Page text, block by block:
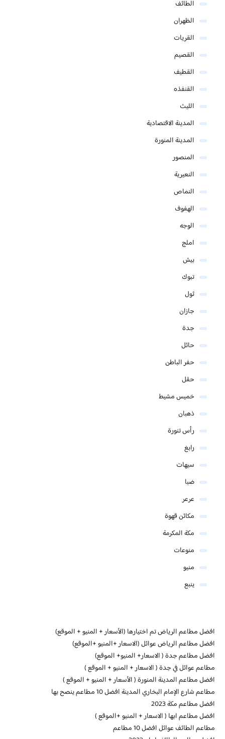
الطائف
الظهران
القريات
القصيم
القطيف
القنفذه
الليث
المدينة الاقتصادية
المدينة المنورة
المنصور
النعيرية
النماص
الهفوف
الوجه
املج
بيش
تبوك
ثول
جازان
جدة
حائل
حفر الباطن
حقل
خميس مشيط
ذهبان
رأس تنورة
رابغ
سيهات
ضبا
عرعر
مكائن قهوة
مكة المكرمة
منوعات
منيو
ينبع
افضل مطاعم الرياض تم اختيارها (الأسعار + المنيو + الموقع)
افضل مطاعم الرياض عوائل (الاسعار +المنيو +الموقع)
افضل مطاعم جدة ( الاسعار+ المنيو+ الموقع)
مطاعم عوائل في جدة ( الاسعار + المنيو + الموقع )
افضل مطاعم المدينة المنورة ( الأسعار + المنيو + الموقع )
مطاعم شارع الإمام البخاري المدينة افضل 10 مطاعم ينصح بها
افضل مطاعم مكة 2023
افضل مطاعم ابها ( الاسعار + المنيو +الموقع )
مطاعم الطائف عوائل افضل 10 مطاعم